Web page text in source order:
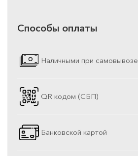
Способы оплаты
Наличными при самовывозе
QR кодом (СБП)
Банковской картой